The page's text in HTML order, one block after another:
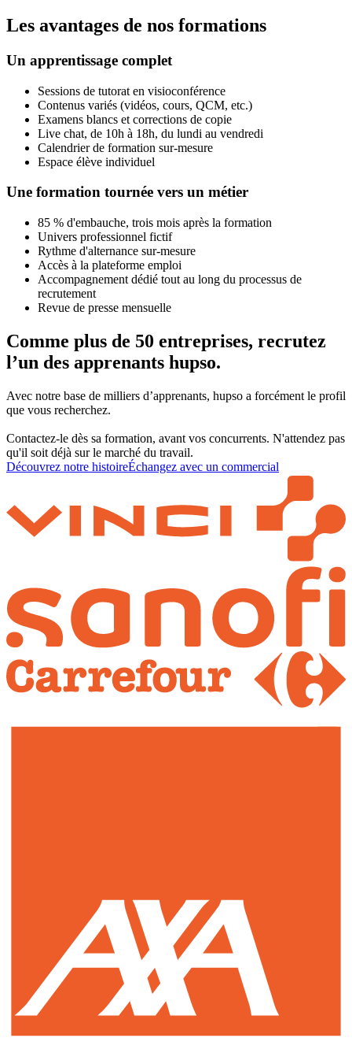
Les avantages de nos formations
Un apprentissage complet
Sessions de tutorat en visioconférence
Contenus variés (vidéos, cours, QCM, etc.)
Examens blancs et corrections de copie
Live chat, de 10h à 18h, du lundi au vendredi
Calendrier de formation sur-mesure
Espace élève individuel
Une formation tournée vers un métier
85 % d'embauche, trois mois après la formation
Univers professionnel fictif
Rythme d'alternance sur-mesure
Accès à la plateforme emploi
Accompagnement dédié tout au long du processus de
recrutement
Revue de presse mensuelle
Comme plus de 50 entreprises, recrutez
l’un des apprenants hupso.
Avec notre base de milliers d’apprenants, hupso a forcément le profil
que vous recherchez.
Contactez-le dès sa formation, avant vos concurrents. N'attendez pas
qu'il soit déjà sur le marché du travail.
Découvrez notre histoireÉchangez avec un commercial